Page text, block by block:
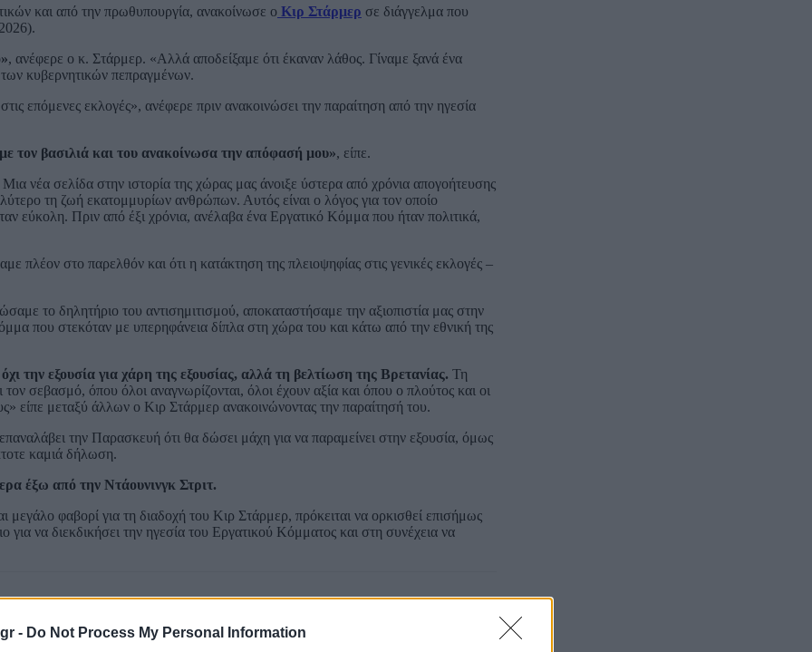
- Do Not Process My Personal Information
και από την πρωθυπουργία, ανακοίνωσε ο Κιρ Στάρμερ σε διάγγελμα που
, ανέφερε ο κ. Στάρμερ. «Αλλά αποδείξαμε ότι έκαναν λάθος. Γίναμε ξανά ένα
κυβερνητικών πεπραγμένων.
επόμενες εκλογές», ανέφερε πριν ανακοινώσει την παραίτηση από την ηγεσία
τον βασιλιά και του ανακοίνωσα την απόφασή μου», είπε.
νέα σελίδα στην ιστορία της χώρας μας άνοιξε ύστερα από χρόνια απογοήτευσης
τη ζωή εκατομμυρίων ανθρώπων. Αυτός είναι ο λόγος για τον οποίο
εύκολη. Πριν από έξι χρόνια, ανέλαβα ένα Εργατικό Κόμμα που ήταν πολιτικά,
πλέον στο παρελθόν και ότι η κατάκτηση της πλειοψηφίας στις γενικές εκλογές –
το δηλητήριο του αντισημιτισμού, αποκαταστήσαμε την αξιοπιστία μας στην
που στεκόταν με υπερηφάνεια δίπλα στη χώρα του και κάτω από την εθνική της
την εξουσία για χάρη της εξουσίας, αλλά τη βελτίωση της Βρετανίας. Τη
σεβασμό, όπου όλοι αναγνωρίζονται, όλοι έχουν αξία και όπου ο πλούτος και οι
είπε μεταξύ άλλων ο Κιρ Στάρμερ ανακοινώνοντας την παραίτησή του.
την Παρασκευή ότι θα δώσει μάχη για να παραμείνει στην εξουσία, όμως
καμιά δήλωση.
έξω από την Ντάουνινγκ Στριτ.
φαβορί για τη διαδοχή του Κιρ Στάρμερ, πρόκειται να ορκισθεί επισήμως
να διεκδικήσει την ηγεσία του Εργατικού Κόμματος και στη συνέχεια να